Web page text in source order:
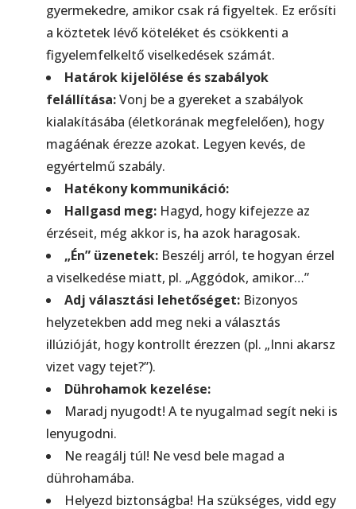
gyermekedre, amikor csak rá figyeltek. Ez erősíti
a köztetek lévő köteléket és csökkenti a
figyelemfelkeltő viselkedések számát.
Határok kijelölése és szabályok
felállítása:Vonj be a gyereket a szabályok
kialakításába (életkorának megfelelően), hogy
magáénak érezze azokat. Legyen kevés, de
egyértelmű szabály.
Hatékony kommunikáció:
Hallgasd meg: Hagyd, hogy kifejezze az
érzéseit, még akkor is, ha azok haragosak.
„Én” üzenetek: Beszélj arról, te hogyan érzel
a viselkedése miatt, pl. „Aggódok, amikor…”
Adj választási lehetőséget: Bizonyos
helyzetekben add meg neki a választás
illúzióját, hogy kontrollt érezzen (pl. „Inni akarsz
vizet vagy tejet?”).
Dührohamok kezelése:
Maradj nyugodt! A te nyugalmad segít neki is
lenyugodni.
Ne reagálj túl! Ne vesd bele magad a
dührohamába.
Helyezd biztonságba! Ha szükséges, vidd egy